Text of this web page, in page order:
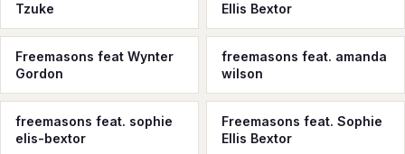
Tzuke
Ellis Bextor
Freemasons feat Wynter
Gordon
freemasons feat. amanda
wilson
freemasons feat. sophie
elis-bextor
Freemasons feat. Sophie
Ellis Bextor